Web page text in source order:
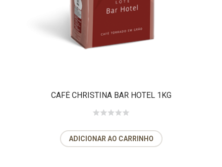
CAFÉ CHRISTINA BAR HOTEL 1KG
ADICIONAR AO CARRINHO